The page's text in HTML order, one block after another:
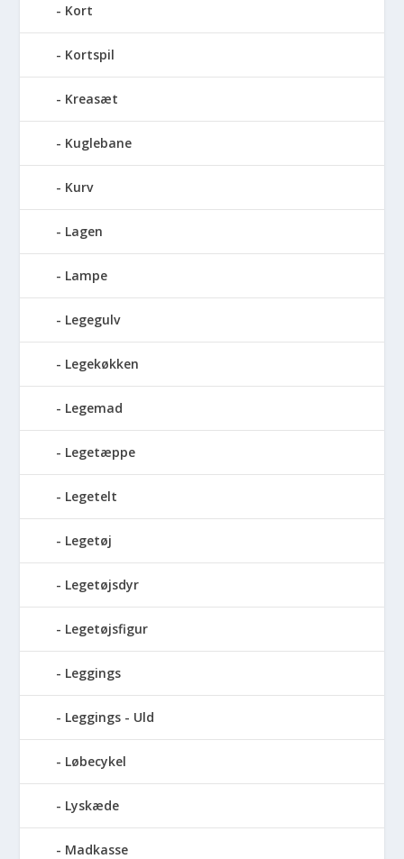
Kort
Kortspil
Kreasæt
Kuglebane
Kurv
Lagen
Lampe
Legegulv
Legekøkken
Legemad
Legetæppe
Legetelt
Legetøj
Legetøjsdyr
Legetøjsfigur
Leggings
Leggings - Uld
Løbecykel
Lyskæde
Madkasse